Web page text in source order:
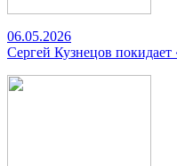
06.05.2026
Сергей Кузнецов покидает